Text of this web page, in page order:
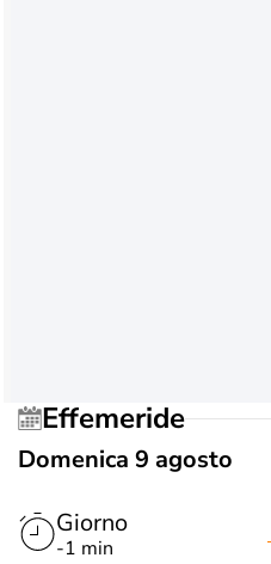
Effemeride
Domenica 9 agosto
Giorno
-1 min